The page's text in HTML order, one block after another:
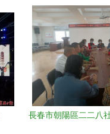
長春市朝陽區二二八